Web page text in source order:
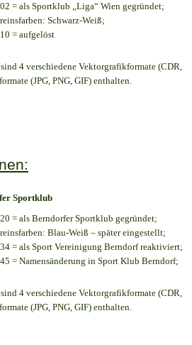
= als Sportklub „Liga“ Wien gegründet;
Schwarz-Weiß;
= aufgelöst
4 verschiedene Vektorgrafikformate (CDR,
(JPG, PNG, GIF) enthalten.
Sportklub
= als Berndorfer Sportklub gegründet;
Blau-Weiß – später eingestellt;
= als Sport Vereinigung Berndorf reaktiviert;
= Namensänderung in Sport Klub Berndorf;
4 verschiedene Vektorgrafikformate (CDR,
(JPG, PNG, GIF) enthalten.